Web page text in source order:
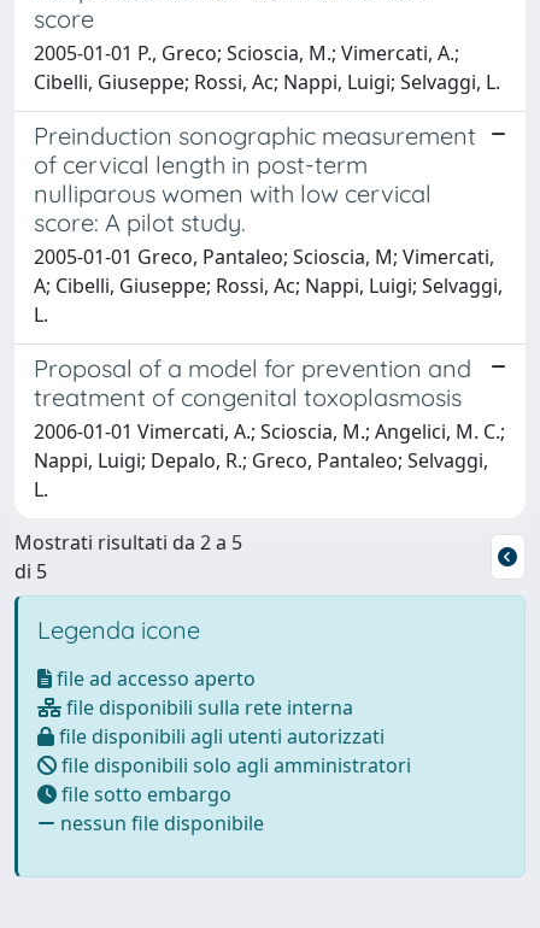
score
2005-01-01 P., Greco; Scioscia, M.; Vimercati, A.;
Cibelli, Giuseppe; Rossi, Ac; Nappi, Luigi; Selvaggi, L.
Preinduction sonographic measurement
of cervical length in post-term
nulliparous women with low cervical
score: A pilot study.
2005-01-01 Greco, Pantaleo; Scioscia, M; Vimercati,
A; Cibelli, Giuseppe; Rossi, Ac; Nappi, Luigi; Selvaggi,
L.
Proposal of a model for prevention and
treatment of congenital toxoplasmosis
2006-01-01 Vimercati, A.; Scioscia, M.; Angelici, M. C.;
Nappi, Luigi; Depalo, R.; Greco, Pantaleo; Selvaggi,
L.
Mostrati risultati da 2 a 5
di 5
Legenda icone
file ad accesso aperto
file disponibili sulla rete interna
file disponibili agli utenti autorizzati
file disponibili solo agli amministratori
file sotto embargo
nessun file disponibile